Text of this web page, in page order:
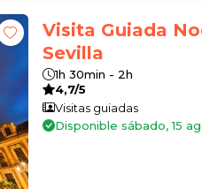
Visita Guiada
Sevilla
1h 30min - 2h
4,7/5
Visitas guiadas
Disponible sábado, 15